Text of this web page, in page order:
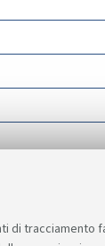
di